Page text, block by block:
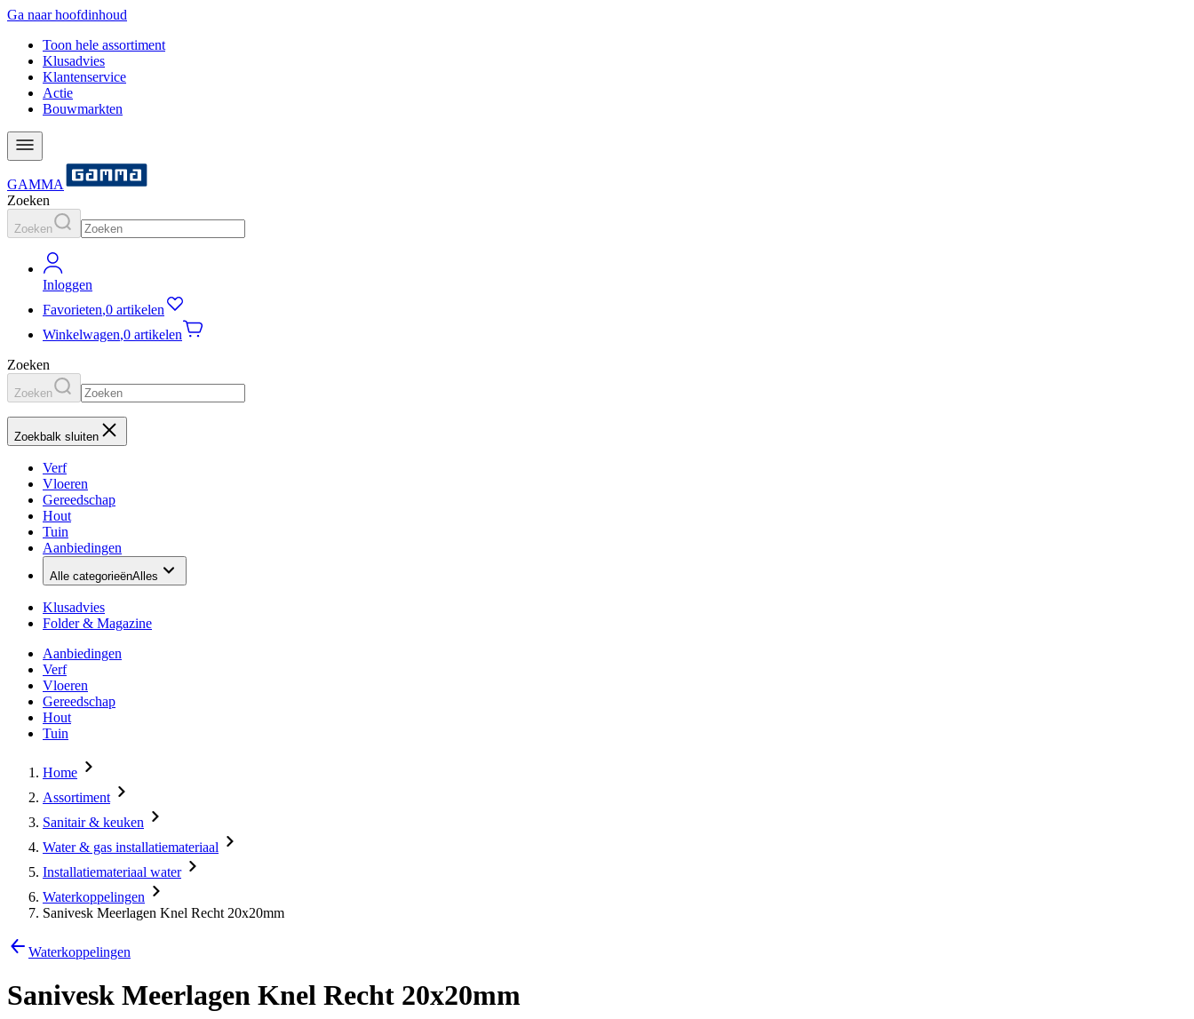
Ga naar hoofdinhoud
Toon hele assortiment
Klusadvies
Klantenservice
Actie
Bouwmarkten
GAMMA
Zoeken
Zoeken
Inloggen
Favorieten,0 artikelen
Winkelwagen,0 artikelen
Zoeken
Zoeken
Zoekbalk sluiten
Verf
Vloeren
Gereedschap
Hout
Tuin
Aanbiedingen
Alle categorieënAlles
Klusadvies
Folder & Magazine
Aanbiedingen
Verf
Vloeren
Gereedschap
Hout
Tuin
Home
Assortiment
Sanitair & keuken
Water & gas installatiemateriaal
Installatiemateriaal water
Waterkoppelingen
Sanivesk Meerlagen Knel Recht 20x20mm
Waterkoppelingen
Sanivesk Meerlagen Knel Recht 20x20mm